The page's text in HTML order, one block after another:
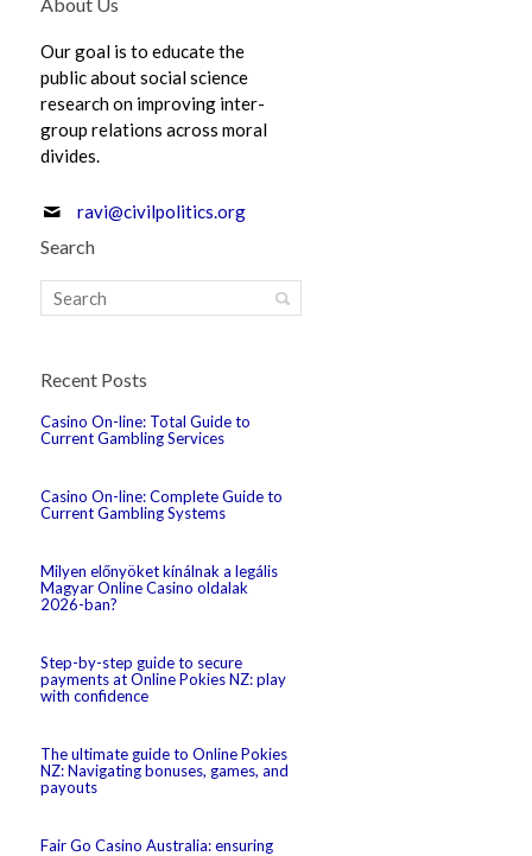
Our goal is to educate the
public about social science
research on improving inter-
group relations across moral
divides.
ravi@civilpolitics.org
Search
Recent Posts
Casino On-line: Total Guide to
Current Gambling Services
Casino On-line: Complete Guide to
Current Gambling Systems
Milyen előnyöket kínálnak a legális
Magyar Online Casino oldalak
2026-ban?
Step-by-step guide to secure
payments at Online Pokies NZ: play
with confidence
The ultimate guide to Online Pokies
NZ: Navigating bonuses, games, and
payouts
Fair Go Casino Australia: ensuring